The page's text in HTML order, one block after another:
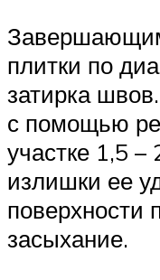
плитки по
затирка
с помощью
участке 1,5 –
излишки ее
поверхности
засыхание.